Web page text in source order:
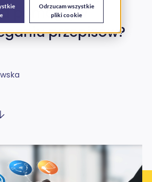
Odrzucam wszystkie
pliki cookie
pomogą w
przepisów?